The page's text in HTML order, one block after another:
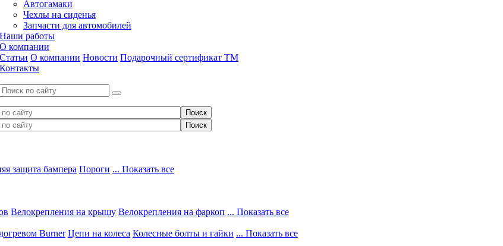
Автогамаки
Чехлы на сиденья
Запчасти для автомобилей
Наши работы
О компании
Статьи О компании Новости Подарочный сертификат ТМ
Контакты
защита бампера Пороги ... Показать все
Велокрепления на крышу Велокрепления на фаркоп ... Показать все
Burner Цепи на колеса Колесные болты и гайки ... Показать все